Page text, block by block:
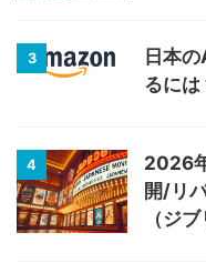
3
日本
るには
4
2026
開/リ
（ジ